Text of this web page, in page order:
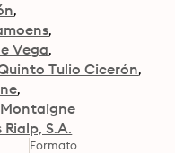
Vega
Tulio Cicerón
S.A.
Formato